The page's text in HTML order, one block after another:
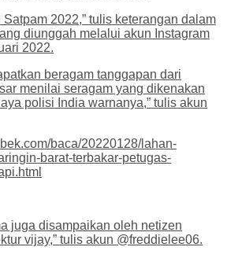
Satpam 2022,” tulis keterangan dalam
diunggah melalui akun Instagram
2022.
beragam tanggapan dari
menilai seragam yang dikenakan
polisi India warnanya,” tulis akun
baca/20220128/lahan-
barat-terbakar-petugas-
juga disampaikan oleh netizen
vijay,” tulis akun @freddielee06.